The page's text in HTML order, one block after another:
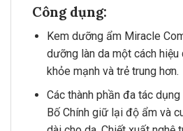
Công dụng:
Kem dưỡng ẩm Miracle
dưỡng làn da một cách hiệu
khỏe mạnh và trẻ trung hơn.
Các thành phần đa tác
Bố Chính giữ lại độ ẩm và